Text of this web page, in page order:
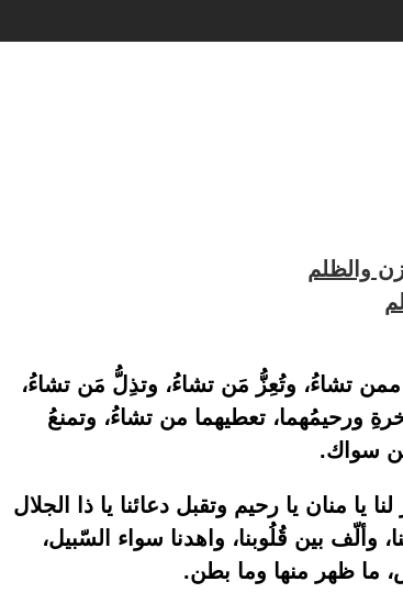
والظلم
ممن تشاءُ، وتُعِزُّ مَن تشاءُ، وتذِلُّ مَن تشاءُ،
ورحيمُهما، تعطيهما من تشاءُ، وتمنعُ
سواك.
يا منان يا رحيم وتقبل دعائنا يا ذا الجلال
وألّف بين قُلُوبنا، واهدنا سواء السّبيل،
ما ظهر منها وما بطن.